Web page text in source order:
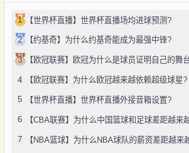
1 【世界杯直播】世界杯直播场均进球预测?
2 【约基奇】为什么约基奇能成为最强中锋?
3 【欧冠联赛】欧冠为什么是球员证明自己的舞
4 【欧冠联赛】为什么欧冠越来越依赖超级球星?
5 【世界杯直播】世界杯直播外接音箱设置?
6 【CBA联赛】为什么中国篮球和足球差距越来
7 【NBA篮球】为什么NBA球队的薪资差距越来